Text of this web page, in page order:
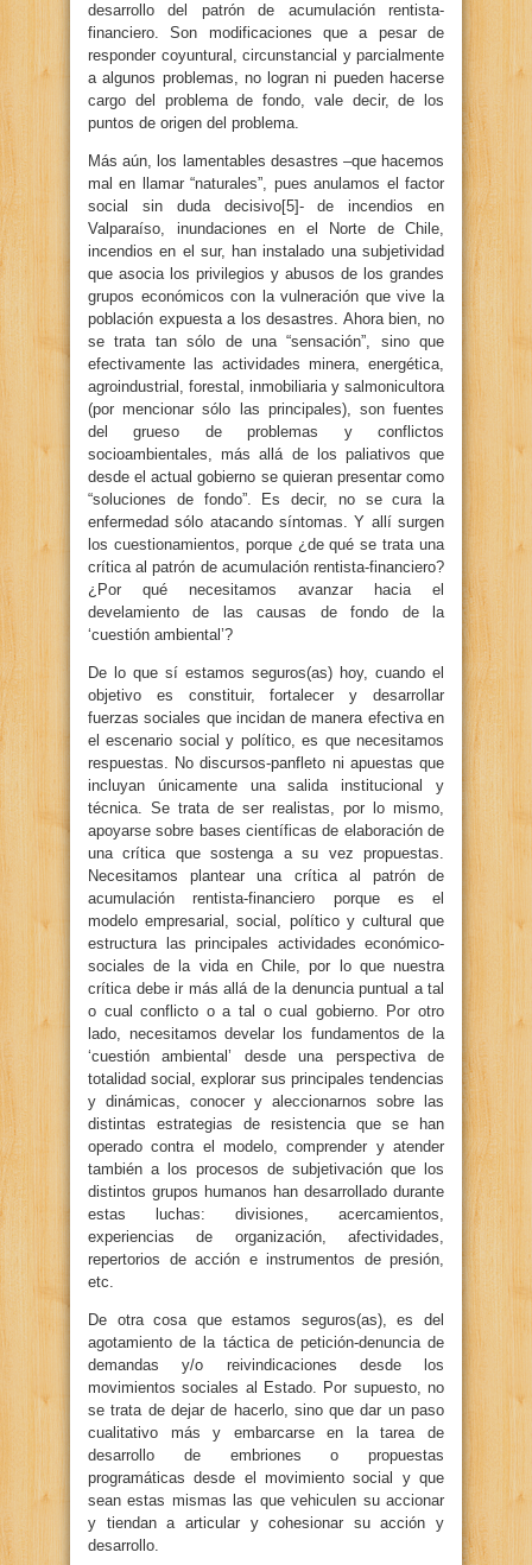
desarrollo del patrón de acumulación rentista-
financiero. Son modificaciones que a pesar de
responder coyuntural, circunstancial y parcialmente
a algunos problemas, no logran ni pueden hacerse
cargo del problema de fondo, vale decir, de los
puntos de origen del problema.
Más aún, los lamentables desastres –que hacemos
mal en llamar “naturales”, pues anulamos el factor
social sin duda decisivo[5]- de incendios en
Valparaíso, inundaciones en el Norte de Chile,
incendios en el sur, han instalado una subjetividad
que asocia los privilegios y abusos de los grandes
grupos económicos con la vulneración que vive la
población expuesta a los desastres. Ahora bien, no
se trata tan sólo de una “sensación”, sino que
efectivamente las actividades minera, energética,
agroindustrial, forestal, inmobiliaria y salmonicultora
(por mencionar sólo las principales), son fuentes
del grueso de problemas y conflictos
socioambientales, más allá de los paliativos que
desde el actual gobierno se quieran presentar como
“soluciones de fondo”. Es decir, no se cura la
enfermedad sólo atacando síntomas. Y allí surgen
los cuestionamientos, porque ¿de qué se trata una
crítica al patrón de acumulación rentista-financiero?
¿Por qué necesitamos avanzar hacia el
develamiento de las causas de fondo de la
‘cuestión ambiental’?
De lo que sí estamos seguros(as) hoy, cuando el
objetivo es constituir, fortalecer y desarrollar
fuerzas sociales que incidan de manera efectiva en
el escenario social y político, es que necesitamos
respuestas. No discursos-panfleto ni apuestas que
incluyan únicamente una salida institucional y
técnica. Se trata de ser realistas, por lo mismo,
apoyarse sobre bases científicas de elaboración de
una crítica que sostenga a su vez propuestas.
Necesitamos plantear una crítica al patrón de
acumulación rentista-financiero porque es el
modelo empresarial, social, político y cultural que
estructura las principales actividades económico-
sociales de la vida en Chile, por lo que nuestra
crítica debe ir más allá de la denuncia puntual a tal
o cual conflicto o a tal o cual gobierno. Por otro
lado, necesitamos develar los fundamentos de la
‘cuestión ambiental’ desde una perspectiva de
totalidad social, explorar sus principales tendencias
y dinámicas, conocer y aleccionarnos sobre las
distintas estrategias de resistencia que se han
operado contra el modelo, comprender y atender
también a los procesos de subjetivación que los
distintos grupos humanos han desarrollado durante
estas luchas: divisiones, acercamientos,
experiencias de organización, afectividades,
repertorios de acción e instrumentos de presión,
etc.
De otra cosa que estamos seguros(as), es del
agotamiento de la táctica de petición-denuncia de
demandas y/o reivindicaciones desde los
movimientos sociales al Estado. Por supuesto, no
se trata de dejar de hacerlo, sino que dar un paso
cualitativo más y embarcarse en la tarea de
desarrollo de embriones o propuestas
programáticas desde el movimiento social y que
sean estas mismas las que vehiculen su accionar
y tiendan a articular y cohesionar su acción y
desarrollo.